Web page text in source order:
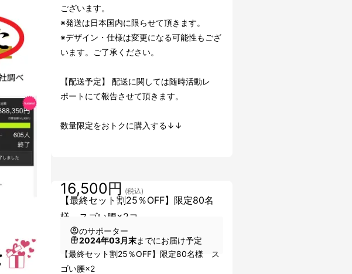
ございます。
※発送は日本国内に限らせて頂きます。
※デザイン・仕様は変更になる可能性もござ
います。ご了承ください。
【配送予定】 配送に関しては随時活動レ
ポートにて報告させて頂きます。
数量限定をおトクに購入する↓↓
【最終セット割25％OFF】限定80名
様 スゴい腰×2コ
16,500円 (税込)
のサポーター
2024年03月末までにお届け予定
【最終セット割25％OFF】限定80名様 ス
ゴい腰×2